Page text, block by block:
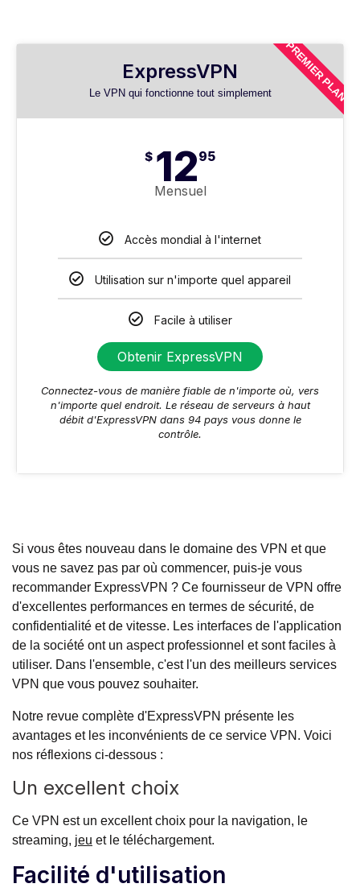
ExpressVPN
Le VPN qui fonctionne tout simplement
$ 1295
Mensuel
Accès mondial à l'internet
Utilisation sur n'importe quel appareil
Facile à utiliser
Obtenir ExpressVPN
Connectez-vous de manière fiable de n'importe où, vers
n'importe quel endroit. Le réseau de serveurs à haut
débit d'ExpressVPN dans 94 pays vous donne le
contrôle.
PREMIER PLAN
Si vous êtes nouveau dans le domaine des VPN et que
vous ne savez pas par où commencer, puis-je vous
recommander ExpressVPN ? Ce fournisseur de VPN offre
d'excellentes performances en termes de sécurité, de
confidentialité et de vitesse. Les interfaces de l'application
de la société ont un aspect professionnel et sont faciles à
utiliser. Dans l'ensemble, c'est l'un des meilleurs services
VPN que vous pouvez souhaiter.
Notre revue complète d'ExpressVPN présente les
avantages et les inconvénients de ce service VPN. Voici
nos réflexions ci-dessous :
Un excellent choix
Ce VPN est un excellent choix pour la navigation, le
streaming, jeu et le téléchargement.
Facilité d'utilisation